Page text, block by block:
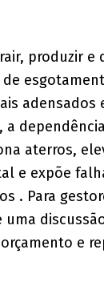
produzir e
adensados
a
aterros,
e expõe
. Para
uma
e